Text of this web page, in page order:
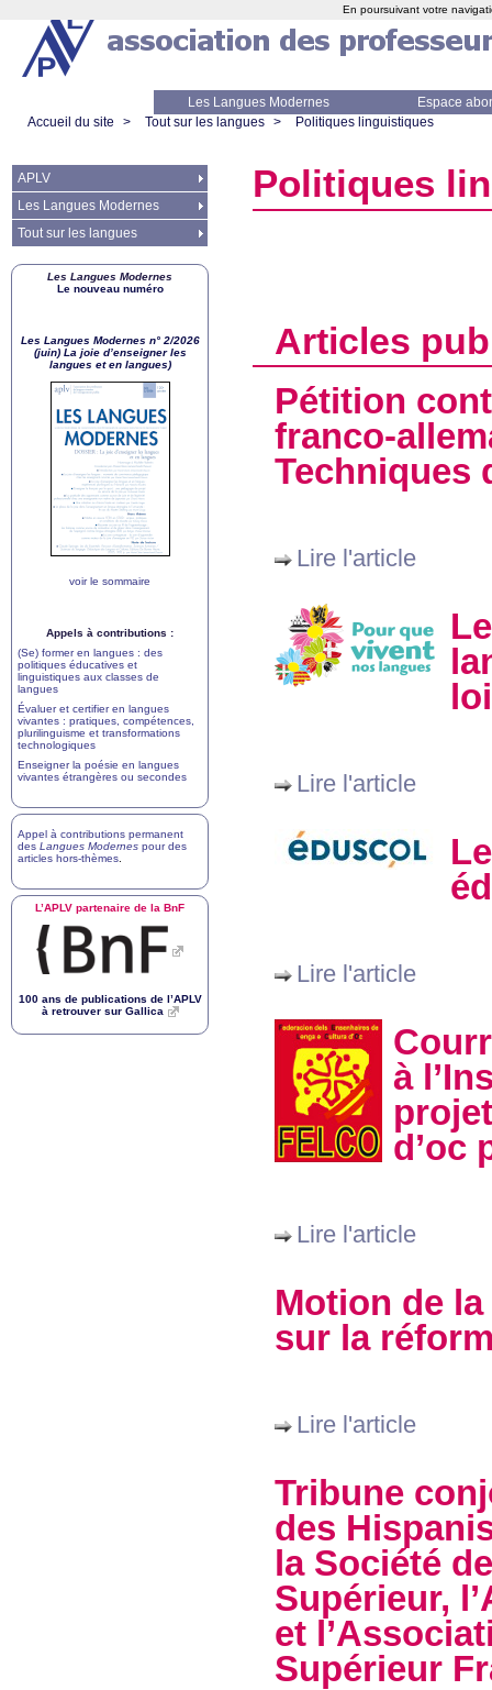
Les Langues Modernes
Espace
Accueil du site
> Tout sur les langues > Politiques linguistiques
Politiques
Articles
Pétition
franco-
Techniques
Lire l'article
Lire l'article
Lire l'article
à
d’oc
Lire l'article
Motion de la
sur la
Lire l'article
Tribune
des
la Société
Supérieur,
et
Supérieur
APLV
Les Langues Modernes
Tout sur les langues
Les Langues Modernes
Le nouveau numéro
Les Langues Modernes n° 2/2026
(juin) La joie d’enseigner les
langues et en langues)
voir le sommaire
Appels à contributions :
(Se) former en langues : des
politiques éducatives et
linguistiques aux classes de
langues
Évaluer et certifier en langues
vivantes : pratiques, compétences,
plurilinguisme et transformations
technologiques
Enseigner la poésie en langues
vivantes étrangères ou secondes
Appel à contributions permanent
des Langues Modernes pour des
articles hors-thèmes
L’APLV partenaire de la BnF
100 ans de publications de l’APLV
à retrouver sur Gallica
En poursuivant votre